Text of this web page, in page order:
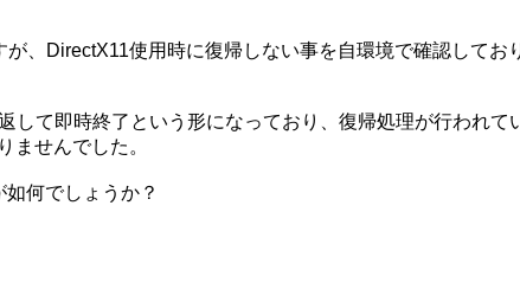
、DirectX11使用時に復帰しない事を自環境で確認してお
て即時終了という形になっており、復帰処理が行われて
ませんでした。
何でしょうか？